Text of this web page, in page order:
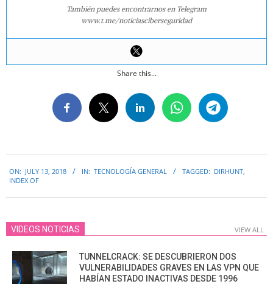
También puedes encontrarnos en Telegram
www.t.me/noticiasciberseguridad
Share this...
07-
ON: JULY 13, 2018 IN: TECNOLOGÍA GENERAL TAGGED: DIRHUNT
INDEX OF
VIDEOS NOTICIAS VIEW ALL
TUNNELCRACK: SE DESCUBRIERON DOS
VULNERABILIDADES GRAVES EN LAS VPN QUE
HABÍAN ESTADO INACTIVAS DESDE 1996